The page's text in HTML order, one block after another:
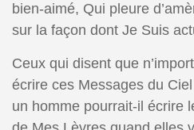
bien-aimé, Qui pleure
sur la façon dont Je Suis
Ceux qui disent que
écrire ces Messages du
un homme pourrait-il écrire